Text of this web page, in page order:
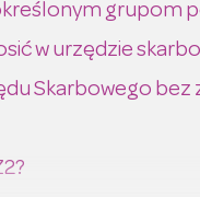
grupom
w urzędzie
Skarbowego bez